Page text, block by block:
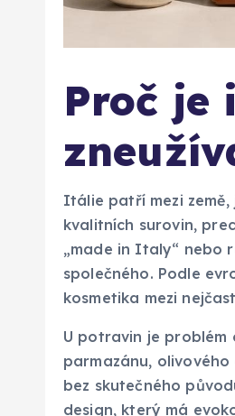
Proč je
Itálie patří mezi
kvalitních surovin,
„made in Italy“ nebo
společného. Podle
kosmetika mezi
U potravin je problém
parmazánu,
bez skutečného
design, který má